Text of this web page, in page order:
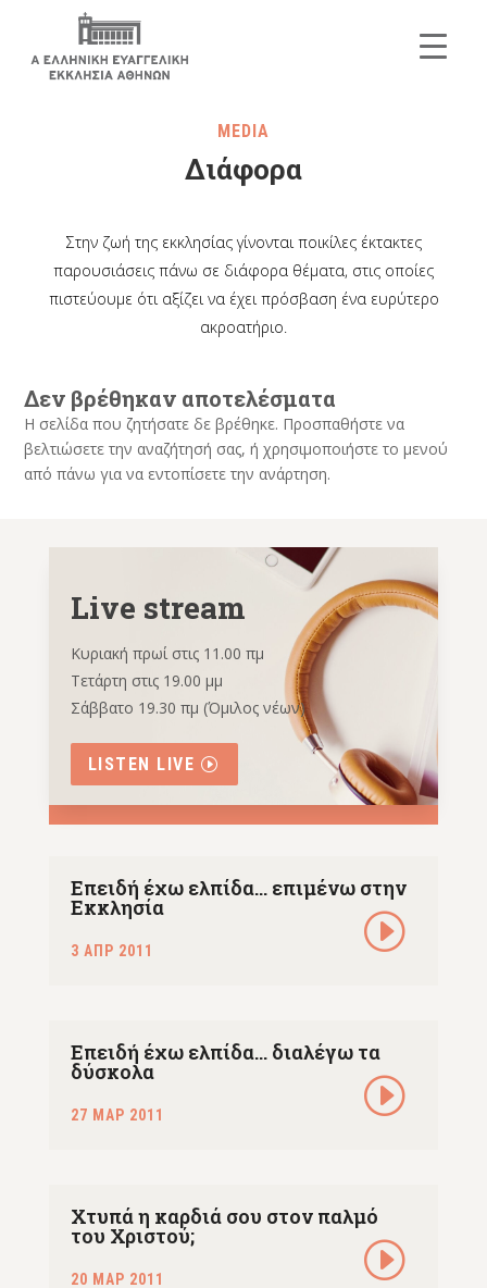
MEDIA
Διάφορα
Στην ζωή της εκκλησίας γίνονται ποικίλες έκτακτες
παρουσιάσεις πάνω σε διάφορα θέματα, στις οποίες
πιστεύουμε ότι αξίζει να έχει πρόσβαση ένα ευρύτερο
ακροατήριο.
Δεν βρέθηκαν αποτελέσματα
Η σελίδα που ζητήσατε δε βρέθηκε. Προσπαθήστε να
βελτιώσετε την αναζήτησή σας, ή χρησιμοποιήστε το μενού
από πάνω για να εντοπίσετε την ανάρτηση.
Live stream
Κυριακή πρωί στις 11.00 πμ
Τετάρτη στις 19.00 μμ
Σάββατο 19.30 πμ (Όμιλος νέων)
LISTEN LIVE
Επειδή έχω ελπίδα… επιμένω στην
Εκκλησία
3 ΑΠΡ 2011
Επειδή έχω ελπίδα… διαλέγω τα
δύσκολα
27 ΜΑΡ 2011
Χτυπά η καρδιά σου στον παλμό
του Χριστού;
20 ΜΑΡ 2011